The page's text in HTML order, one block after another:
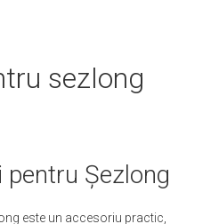
sezlong
Șezlong
este un accesoriu practic,